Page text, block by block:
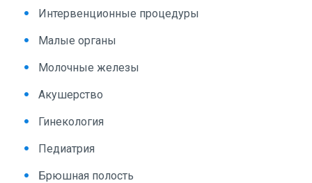
Интервенционные процедуры
Малые органы
Молочные железы
Акушерство
Гинекология
Педиатрия
Брюшная полость